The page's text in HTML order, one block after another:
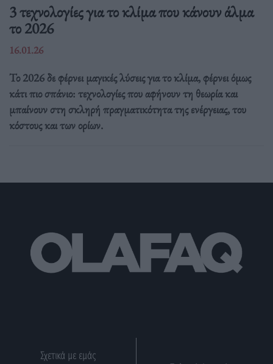
3 τεχνολογίες για το κλίμα που κάνουν άλμα
το 2026
16.01.26
Το 2026 δε φέρνει μαγικές λύσεις για το κλίμα, φέρνει όμως
κάτι πιο σπάνιο: τεχνολογίες που αφήνουν τη θεωρία και
μπαίνουν στη σκληρή πραγματικότητα της ενέργειας, του
κόστους και των ορίων.
Σχετικά με εμάς